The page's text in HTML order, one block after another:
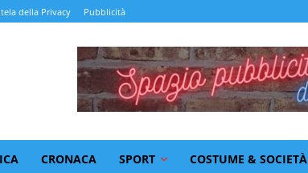
della Privacy Pubblicità
CRONACA SPORT COSTUME & SOCIETÀ